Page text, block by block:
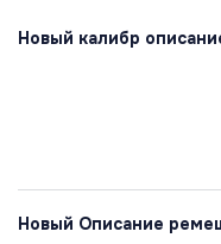
Новый калибр
Новый Описание